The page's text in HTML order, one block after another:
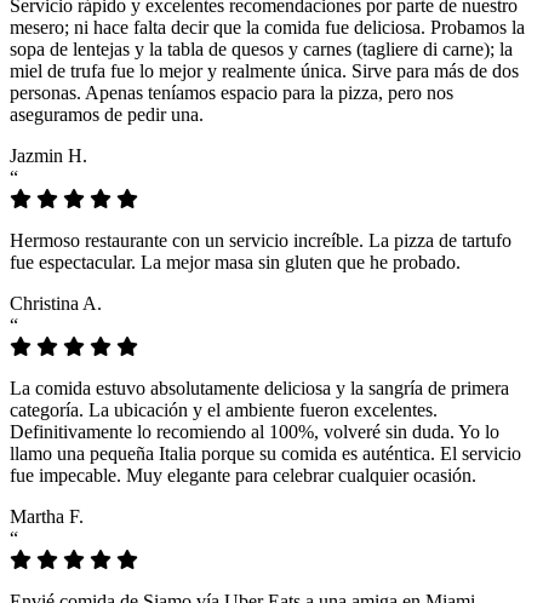
Servicio rápido y excelentes recomendaciones por parte de nuestro
mesero; ni hace falta decir que la comida fue deliciosa. Probamos la
sopa de lentejas y la tabla de quesos y carnes (tagliere di carne); la
miel de trufa fue lo mejor y realmente única. Sirve para más de dos
personas. Apenas teníamos espacio para la pizza, pero nos
aseguramos de pedir una.
Jazmin H.
“
Hermoso restaurante con un servicio increíble. La pizza de tartufo
fue espectacular. La mejor masa sin gluten que he probado.
Christina A.
“
La comida estuvo absolutamente deliciosa y la sangría de primera
categoría. La ubicación y el ambiente fueron excelentes.
Definitivamente lo recomiendo al 100%, volveré sin duda. Yo lo
llamo una pequeña Italia porque su comida es auténtica. El servicio
fue impecable. Muy elegante para celebrar cualquier ocasión.
Martha F.
“